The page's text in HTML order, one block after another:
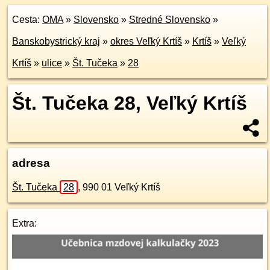
Cesta: OMA» Slovensko » Stredné Slovensko »
Banskobystrický kraj » okres Veľký Krtíš » Krtíš » Veľký
Krtíš » ulice » Št. Tučeka » 28
Št. Tučeka 28, Veľký Krtíš
adresa
Št. Tučeka 28 , 990 01 Veľký Krtíš
Extra: